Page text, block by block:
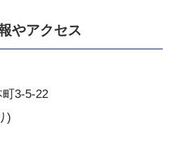
やアクセス
3-5-22
)